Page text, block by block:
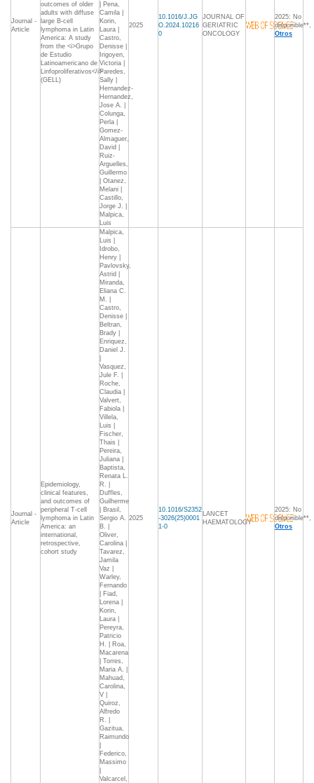
Journal -
Article
outcomes of older
adults with diffuse
large B-cell
lymphoma in Latin
America: A study
from the <i>Grupo
de Estudio
Latinoamericano de
Linfoproliferativos</i>
(GELL)
| Pena,
Camila |
Korin,
Laura |
Castro,
Denisse |
Irigoyen,
Victoria |
Paredes,
Sally |
Hernandez-
Hernandez,
Jose A. |
Colunga,
Perla |
Gomez-
Almaguer,
David |
Ruiz-
Arguelles,
Guillermo
| Otanez,
Melani |
Castillo,
Jorge J. |
Malpica,
Luis
2025
10.1016/J.JG
O.2024.10216
0
JOURNAL OF
GERIATRIC
ONCOLOGY
2025: No
disponible**,
Otros
Journal -
Article
Epidemiology,
clinical features,
and outcomes of
peripheral T-cell
lymphoma in Latin
America: an
international,
retrospective,
cohort study
Malpica,
Luis |
Idrobo,
Henry |
Pavlovsky,
Astrid |
Miranda,
Eliana C.
M. |
Castro,
Denisse |
Beltran,
Brady |
Enriquez,
Daniel J.
Vasquez,
Jule F. |
Roche,
Claudia |
Valvert,
Fabiola |
Villela,
Luis |
Fischer,
Thais |
Pereira,
Juliana |
Baptista,
Renata L.
R. |
Duffles,
Guilherme
| Brasil,
Sergio A.
B. |
Oliver,
Carolina |
Tavarez,
Jamila
Vaz |
Warley,
Fernando
| Fiad,
Lorena |
Korin,
Laura |
Pereyra,
Patricio
H. | Roa,
Macarena
| Torres,
Maria A. |
Mahuad,
Carolina,
V |
Quiroz,
Alfredo
R. |
Gazitua,
Raimundo
Federico,
Massimo
Valcarcel,
2025
10.1016/S2352
-3026(25)0001
1-0
LANCET
HAEMATOLOGY
2025: No
disponible**,
Otros